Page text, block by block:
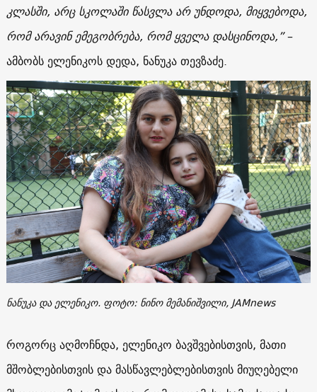
კლასში, არც სკოლაში წასვლა არ უნდოდა, მიყვებოდა,
რომ არავინ ემეგობრება, რომ ყველა დასცინოდა,”–
ამბობს ელენიკოს დედა, ნანუკა თევზაძე.
ნანუკა და ელენიკო. ფოტო: ნინო მემანიშვილი, JAMnews
როგორც აღმოჩნდა, ელენიკო ბავშვებისთვის, მათი
მშობლებისთვის და მასწავლებლებისთვის მიუღებელი